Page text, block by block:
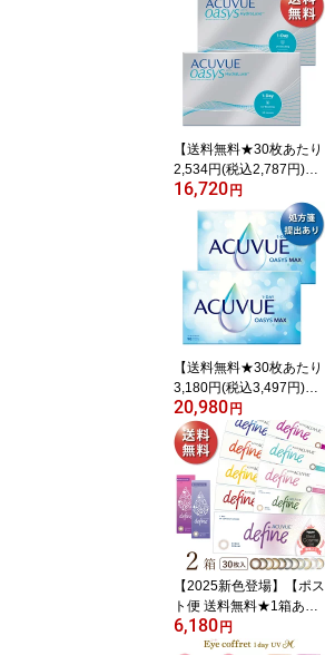
ット(30枚入 x6箱) 両眼3
ヶ月分(ジョンソン・エン
ド・ジョンソン/1DAY/1
日使い捨てコンタクトレ
【送料無料★30枚あたり
2,534円(税込2,787円)】
ワンデーアキュビューオ
アシス 90枚パック 2箱セ
ット(30枚入x6箱) 両眼3
ヶ月分(ジョンソン・エン
ド・ジョンソン 1DAY 1
日使い捨てコンタクトレ
ンズ)
16,720円
【送料無料★30枚あたり
3,180円(税込3,497円)】
ワンデーアキュビューオ
アシスMAX 90枚パック
2箱セット(30枚入x6箱)
両眼3ヶ月分 (ジョンソ
ン・エンド・ジョンソン/
1DAY/1日使い捨てコン
タクトレンズ)
20,980円
【2025新色登場】【ポス
ト便 送料無料★1箱あた
り2,810円(税込3,090
円)】ワンデーアキュビュ
6,180円